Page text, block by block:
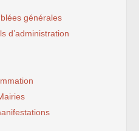
générales
d’administration